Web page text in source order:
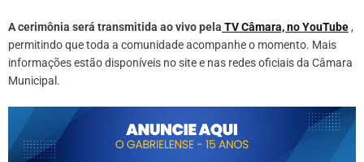
A cerimônia será transmitida ao vivo pela TV Câmara, no YouTube,
permitindo que toda a comunidade acompanhe o momento. Mais
informações estão disponíveis no site e nas redes oficiais da Câmara
Municipal.